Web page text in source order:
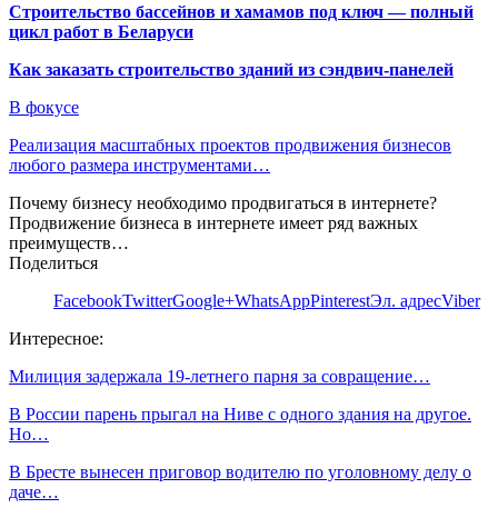
Строительство бассейнов и хамамов под ключ — полный
цикл работ в Беларуси
Как заказать строительство зданий из сэндвич-панелей
В фокусе
Реализация масштабных проектов продвижения бизнесов
любого размера инструментами…
Почему бизнесу необходимо продвигаться в интернете?
Продвижение бизнеса в интернете имеет ряд важных
преимуществ…
Поделиться
FacebookTwitterGoogle+WhatsAppPinterestЭл. адресViber
Интересное:
Милиция задержала 19-летнего парня за совращение…
В России парень прыгал на Ниве с одного здания на другое.
Но…
В Бресте вынесен приговор водителю по уголовному делу о
даче…